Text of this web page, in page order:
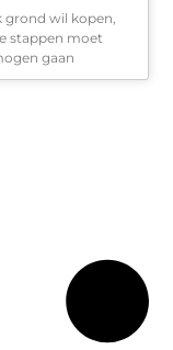
grond wil kopen,
stappen moet
gaan